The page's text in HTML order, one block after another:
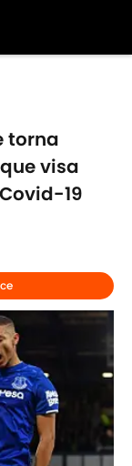
torna
visa
19